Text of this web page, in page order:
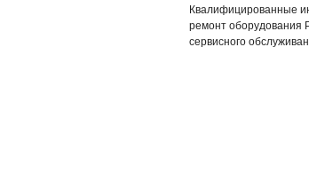
Квалифицированные
ремонт оборудования
сервисного